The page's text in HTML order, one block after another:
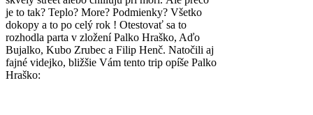
je to tak? Teplo? More? Podmienky? Všetko
dokopy a to po celý rok ! Otestovať sa to
rozhodla parta v zložení Palko Hraško, Aďo
Bujalko, Kubo Zrubec a Filip Henč. Natočili aj
fajné videjko, bližšie Vám tento trip opíše Palko
Hraško: